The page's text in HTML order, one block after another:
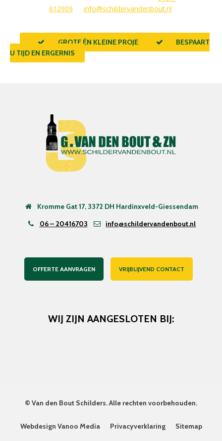
612909
info@schildervandenbout.nl
GROTE ÉN KLEINE PROJECTEN
BESPAART
U TIJD EN ERGERNIS
Kromme Gat 17, 3372 DH Hardinxveld-Giessendam
06 – 20416703
info@schildervandenbout.nl
OFFERTE AANVRAGEN VRIJBLIJVEND CONTACT
WIJ ZIJN AANGESLOTEN BIJ:
© Van den Bout Schilders. Alle rechten voorbehouden.
Webdesign Vanoo Media Privacyverklaring Sitemap